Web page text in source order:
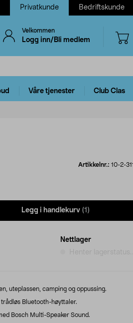
Privatkunde Bedriftskunde
Velkommen
Logg inn/Bli medlem
Våre tjenester Club Clas
Artikkelnr.: 10-2-311
Legg i handlekurv (1)
Nettlager
Henter lagerstatus...
uteplassen, camping og oppussing.
trådløs Bluetooth-høyttaler.
Bosch Multi-Speaker Sound.